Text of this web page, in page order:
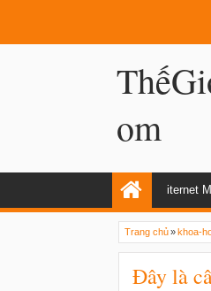
om
iternet
Trang chủ»khoa-
Đây là